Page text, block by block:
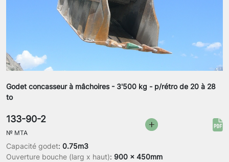
Godet concasseur à mâchoires - 3'500 kg - p/rétro de 20 à 28
to
Capacité godet: 0.75m3
Ouverture bouche (larg x haut): 900 x 450mm
133-90-2
№ MTA